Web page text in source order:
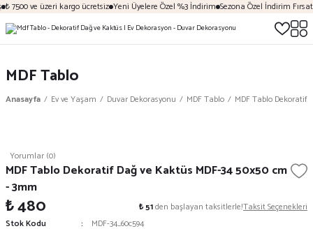
₺ 7500 ve üzeri kargo ücretsiz Yeni Üyelere Özel %3 İndirim Sezona Özel İndirim
MDF Tablo
Anasayfa Ev ve Yaşam Duvar Dekorasyonu MDF Tablo MDF Tablo Dekoratif
Yorumlar (0)
MDF Tablo Dekoratif Dağ ve Kaktüs MDF-34 50x50 cm
- 3mm
₺ 480 ₺ 51den başlayan taksitlerle!Taksit Seçenekleri
Stok Kodu
MDF-34_60c594